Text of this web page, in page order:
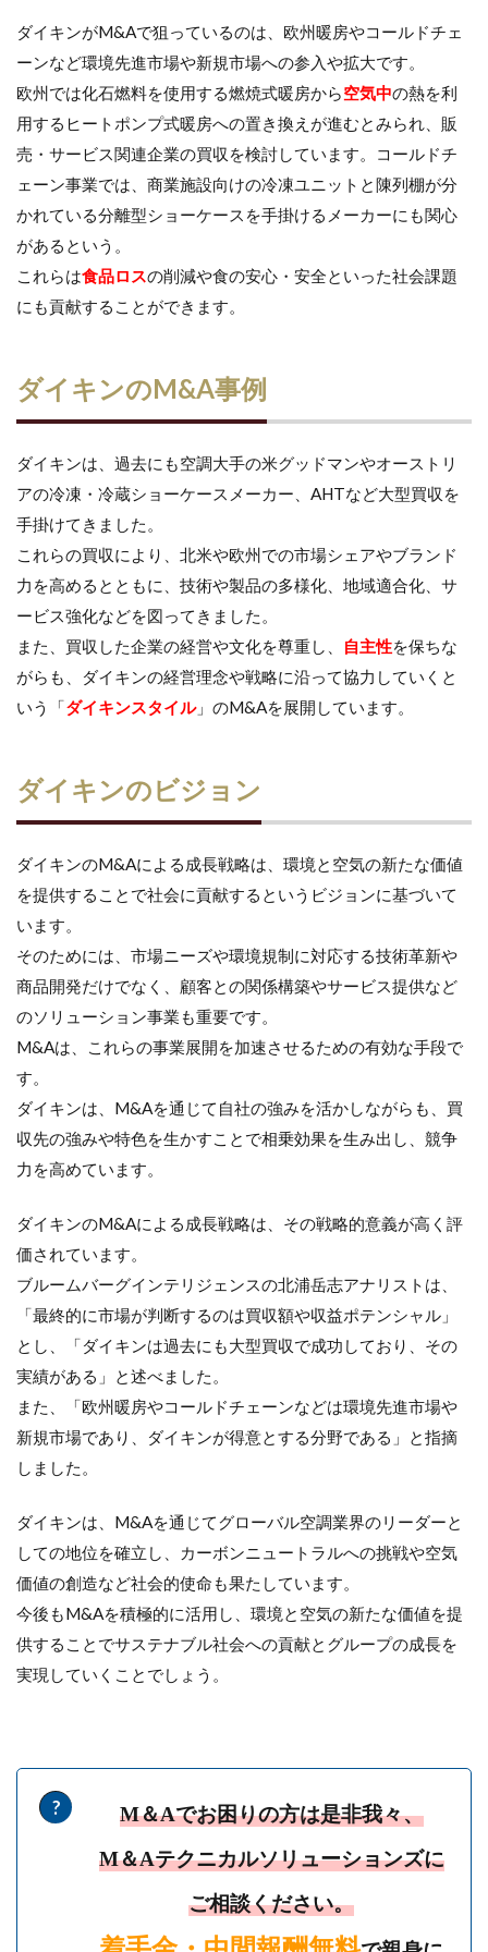
ダイキンがM&Aで狙っているのは、欧州暖房やコールドチェ
ーンなど環境先進市場や新規市場への参入や拡大です。
欧州では化石燃料を使用する燃焼式暖房から空気中の熱を利
用するヒートポンプ式暖房への置き換えが進むとみられ、販
売・サービス関連企業の買収を検討しています。コールドチ
ェーン事業では、商業施設向けの冷凍ユニットと陳列棚が分
かれている分離型ショーケースを手掛けるメーカーにも関心
があるという。
これらは食品ロスの削減や食の安心・安全といった社会課題
にも貢献することができます。
ダイキンのM&A事例
ダイキンは、過去にも空調大手の米グッドマンやオーストリ
アの冷凍・冷蔵ショーケースメーカー、AHTなど大型買収を
手掛けてきました。
これらの買収により、北米や欧州での市場シェアやブランド
力を高めるとともに、技術や製品の多様化、地域適合化、サ
ービス強化などを図ってきました。
また、買収した企業の経営や文化を尊重し、
自主性を保ちな
がらも、ダイキンの経営理念や戦略に沿って協力していくと
いう「ダイキンスタイル」のM&Aを展開しています。
ダイキンのビジョン
ダイキンのM&Aによる成長戦略は、環境と空気の新たな価値
を提供することで社会に貢献するというビジョンに基づいて
います。
そのためには、市場ニーズや環境規制に対応する技術革新や
商品開発だけでなく、顧客との関係構築やサービス提供など
のソリューション事業も重要です。
M&Aは、これらの事業展開を加速させるための有効な手段で
す。
ダイキンは、M&Aを通じて自社の強みを活かしながらも、買
収先の強みや特色を生かすことで相乗効果を生み出し、競争
力を高めています。
ダイキンのM&Aによる成長戦略は、その戦略的意義が高く評
価されています。
ブルームバーグインテリジェンスの北浦岳志アナリストは、
「最終的に市場が判断するのは買収額や収益ポテンシャル」
とし、「ダイキンは過去にも大型買収で成功しており、その
実績がある」と述べました。
また、「欧州暖房やコールドチェーンなどは環境先進市場や
新規市場であり、ダイキンが得意とする分野である」と指摘
しました。
ダイキンは、M&Aを通じてグローバル空調業界のリーダーと
しての地位を確立し、カーボンニュートラルへの挑戦や空気
価値の創造など社会的使命も果たしています。
今後もM&Aを積極的に活用し、環境と空気の新たな価値を提
供することでサステナブル社会への貢献とグループの成長を
実現していくことでしょう。
M＆Aでお困りの方は是非我々、
M＆Aテクニカルソリューションズに
ご相談ください。